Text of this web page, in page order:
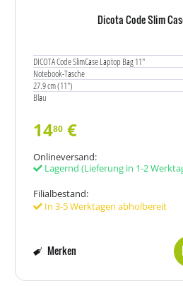
Dicota Code Slim
DICOTA Code SlimCase Laptop Bag 11"
Notebook-Tasche
27.9 cm (11")
Blau
1480 €
Onlineversand:
Lagernd (Lieferung in 1-2
Filialbestand:
In 3-5 Werktagen abholbereit
Merken